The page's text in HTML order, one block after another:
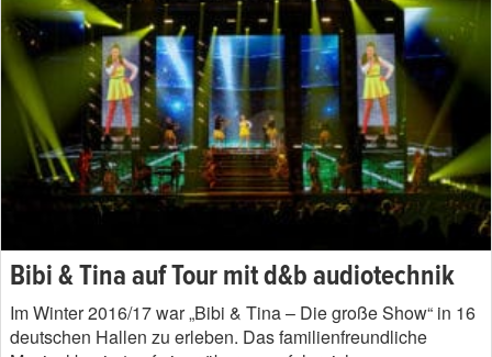
Bibi & Tina auf Tour mit d&b audiotechnik
Im Winter 2016/17 war „Bibi & Tina – Die große Show“ in 16
deutschen Hallen zu erleben. Das familienfreundliche